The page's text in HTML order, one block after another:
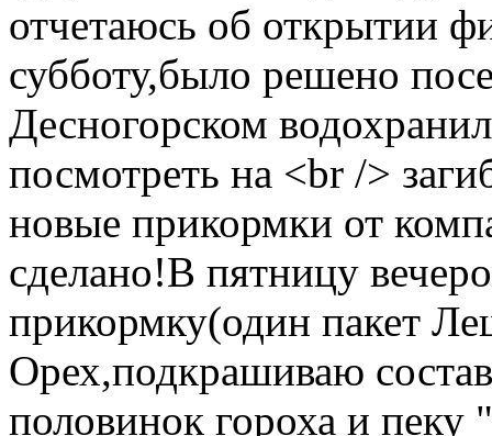
отчетаюсь об открытии
субботу,было решено
Десногорском
посмотреть на <br />
новые прикормки от
сделано!В пятницу
прикормку(один пакет
Орех,подкрашиваю
половинок гороха и